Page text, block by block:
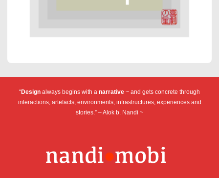
“Design always begins with a narrative ~ and gets concrete through
interactions, artefacts, environments, infrastructures, experiences and
stories.” – Alok b. Nandi ~